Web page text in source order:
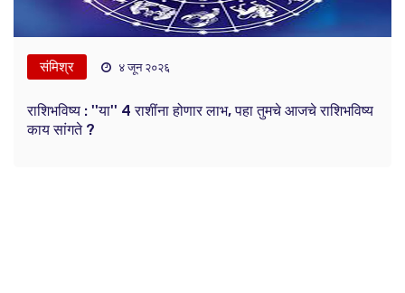
संमिश्र ४ जून २०२६
राशिभविष्य : ''या'' 4 राशींना होणार लाभ, पहा तुमचे आजचे राशिभविष्य
काय सांगते ?